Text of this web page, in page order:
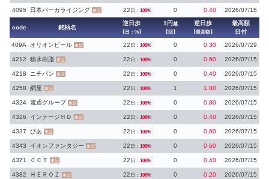
4095 日本パーカライジング 東証 22 日： 100% 0 0.40 2026/07/15
code 銘柄名
逆日歩
【日：%】
1円 越
【回】
逆日歩
【最高額】
最高額
日付
409A
オリオンビール 東証 22 日： 100% 0 0.30 2026/07/29
4212 積水樹脂 東証 22 日： 100% 0 0.60 2026/07/15
4218 ニチバン 東証 22 日： 100% 0 0.40 2026/07/15
4258 網屋 東証 22 日： 100% 1 1.00 2026/07/15
4324 電通グループ 東証 22 日： 100% 0 0.80 2026/07/15
4326 インテージＨＤ 東証 22 日： 100% 0 0.40 2026/07/15
4337 ぴあ 東証 22 日： 100% 0 0.60 2026/07/15
4343 イオンファンタジー 東証 22 日： 100% 0 0.60 2026/07/15
4371 ＣＣＴ 東証 22 日： 100% 0 0.40 2026/07/15
4382 ＨＥＲＯＺ 東証 22 日： 100% 0 0.20 2026/07/15